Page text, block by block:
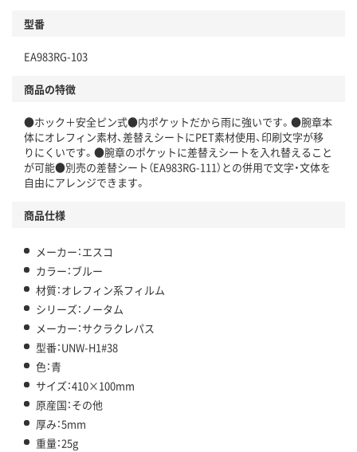
型番
EA983RG-103
商品の特徴
●ホック＋安全ピン式●内ポケットだから雨に強いです。●腕章本
体にオレフィン素材、差替えシートにPET素材使用、印刷文字が移
りにくいです。●腕章のポケットに差替えシートを入れ替えること
が可能●別売の差替シート（EA983RG-111）との併用で文字・文体を
自由にアレンジできます。
商品仕様
メーカー：エスコ
カラー：ブルー
材質：オレフィン系フィルム
シリーズ：ノータム
メーカー：サクラクレパス
型番：UNW-H1#38
色：青
サイズ：410×100mm
原産国：その他
厚み：5mm
重量：25g